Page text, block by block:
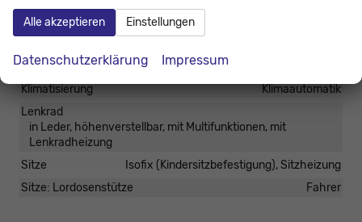
Innen
Fensterheber
Klimatisierung
Klimaautomatik
Lenkrad
in Leder, höhenverstellbar, mit Multifunktionen, mit
Lenkradheizung
Sitze
Isofix (Kindersitzbefestigung), Sitzheizung
Sitze: Lordosenstütze
Fahrer
Alle akzeptieren Einstellungen
Datenschutzerklärung Impressum